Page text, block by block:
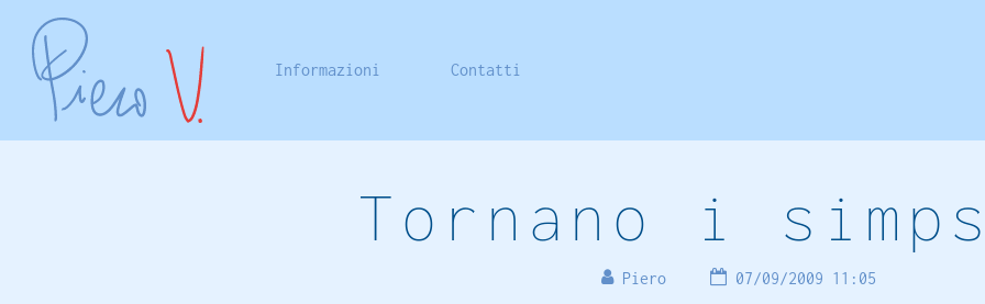
Informazioni Contatti
Tornano i
Piero 07/09/2009 11:05